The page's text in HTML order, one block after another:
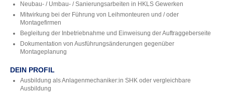
Neubau- / Umbau- / Sanierungsarbeiten in HKLS Gewerken
Mitwirkung bei der Führung von Leihmonteuren und / oder
Montagefirmen
Begleitung der Inbetriebnahme und Einweisung der Auftraggeberseite
Dokumentation von Ausführungsänderungen gegenüber
Montageplanung
DEIN PROFIL
Ausbildung als Anlagenmechaniker:in SHK oder vergleichbare
Ausbildung